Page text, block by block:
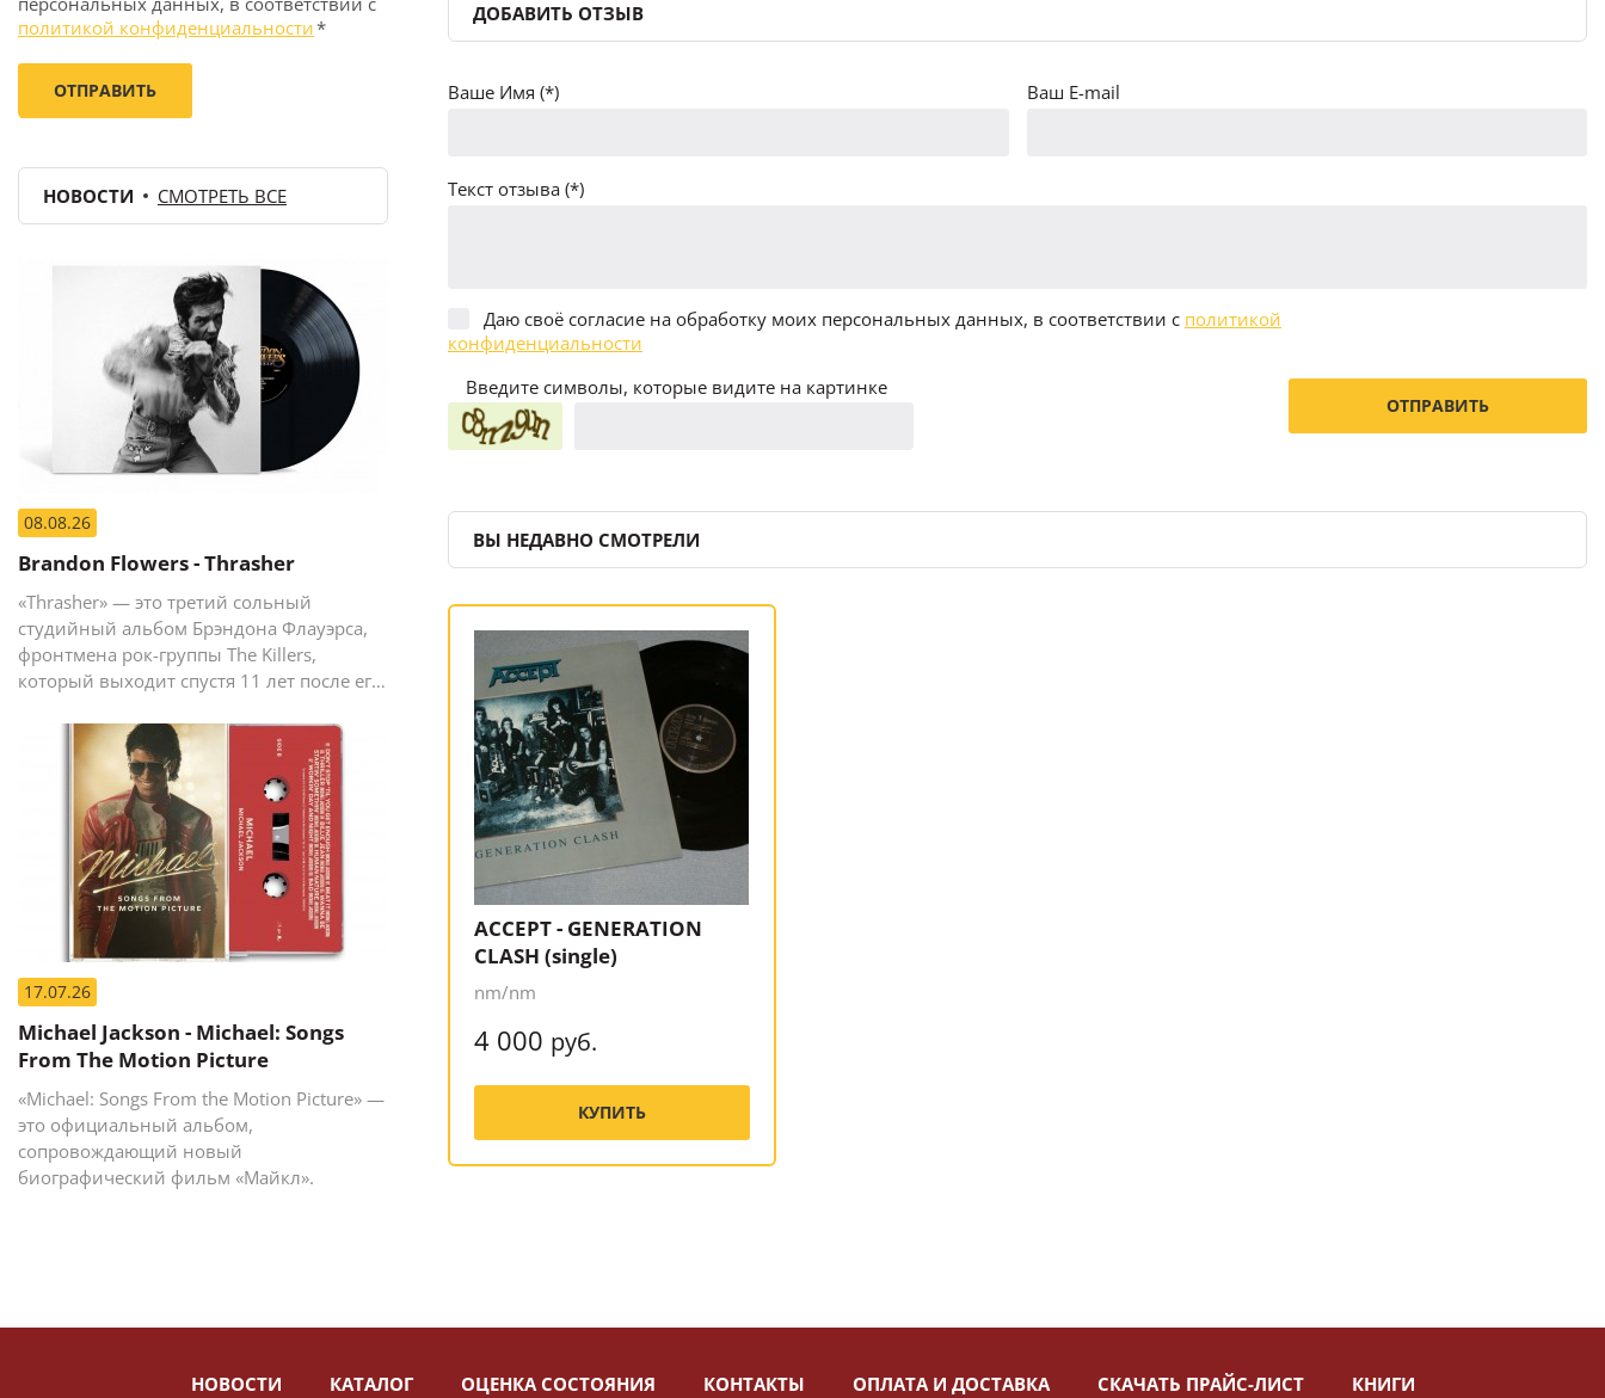
политикой конфиденциальности*
НОВОСТИ СМОТРЕТЬ ВСЕ
08.08.26
Brandon Flowers - Thrasher
«Thrasher» — это третий сольный
студийный альбом Брэндона Флауэрса,
фронтмена рок-группы The Killers,
который выходит спустя 11 лет после его
Desired Effect (2015).
17.07.26
Michael Jackson - Michael: Songs
From The Motion Picture
«Michael: Songs From the Motion Picture» —
это официальный альбом,
сопровождающий новый
биографический фильм «Майкл».
ДОБАВИТЬ ОТЗЫВ
Ваше Имя (*) Ваш E-mail
Текст отзыва (*)
Даю своё согласие на обработку моих персональных данных, в соответствии с политикой
конфиденциальности
Введите символы, которые видите на картинке
ВЫ НЕДАВНО СМОТРЕЛИ
ACCEPT - GENERATION
CLASH (single)
nm/nm
4 000 руб.
КУПИТЬ
НОВОСТИ КАТАЛОГ ОЦЕНКА СОСТОЯНИЯ КОНТАКТЫ ОПЛАТА И ДОСТАВКА СКАЧАТЬ ПРАЙС-ЛИСТ КНИГИ